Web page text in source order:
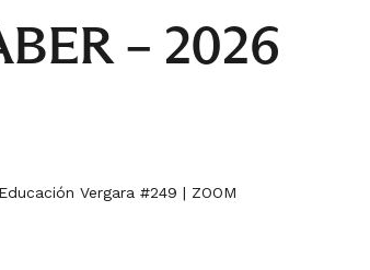
– 2026
Vergara #249 | ZOOM